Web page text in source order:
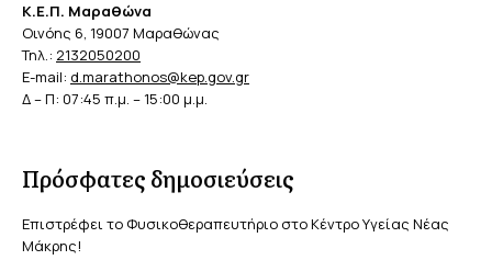
Κ.Ε.Π. Μαραθώνα
Οινόης 6, 19007 Μαραθώνας
Τηλ.: 2132050200
E-mail: d.marathonos@kep.gov.gr
Δ – Π: 07:45 π.μ. – 15:00 μ.μ.
Πρόσφατες δημοσιεύσεις
Επιστρέφει το Φυσικοθεραπευτήριο στο Κέντρο Υγείας Νέας
Μάκρης!